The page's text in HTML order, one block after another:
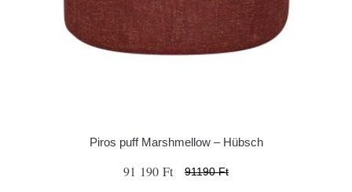
Piros puff Marshmellow – Hübsch
91 190 Ft 91190 Ft